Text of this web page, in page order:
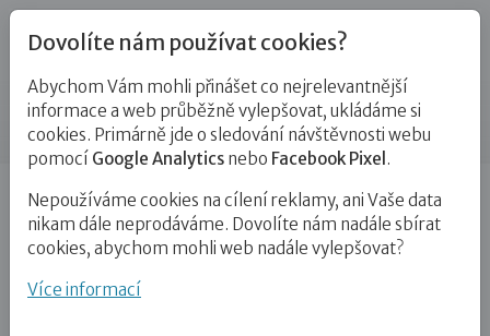
Dokumenty
Úvod Dokumenty
Na společné cestě
„Na společné cestě“ je soubor dokumentů, které tvoří
Dovolíte nám používat cookies?
Abychom Vám mohli přinášet co nejrelevantnější
informace a web průběžně vylepšovat, ukládáme si
cookies. Primárně jde o sledování návštěvnosti webu
pomocí Google Analytics nebo Facebook Pixel .
Nepoužíváme cookies na cílení reklamy, ani Vaše data
nikam dále neprodáváme. Dovolíte nám nadále sbírat
cookies, abychom mohli web nadále vylepšovat?
Více informací